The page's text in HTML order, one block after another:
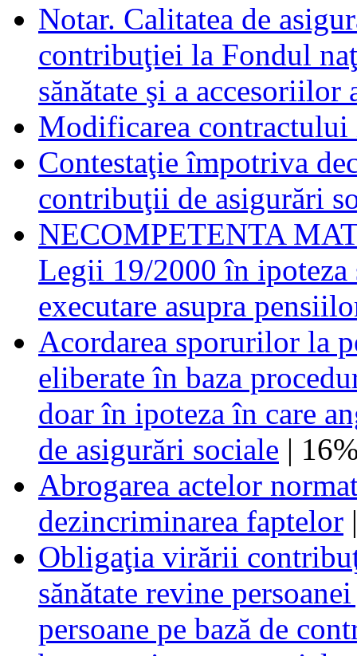
Notar. Calitatea de
contribuţiei la Fondul
sănătate şi a accesoriilor
Modificarea
Contestaţie împotriva
contribuţii de asigurări
NECOMPETENTA
Legii 19/2000 în
executare asupra
Acordarea sporurilor la
eliberate în baza
doar în ipoteza în care
de asigurări sociale |
Abrogarea actelor
dezincriminarea faptelor
Obligaţia virării
sănătate revine
persoane pe bază de